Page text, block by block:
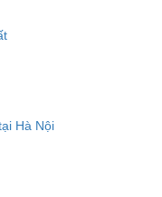
Hà Nội